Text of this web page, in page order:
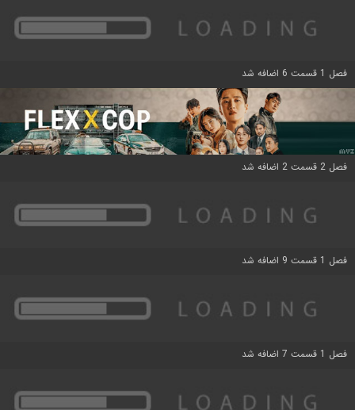
فصل 1 قسمت 6 اضافه شد
فصل 2 قسمت 2 اضافه شد
فصل 1 قسمت 9 اضافه شد
فصل 1 قسمت 7 اضافه شد